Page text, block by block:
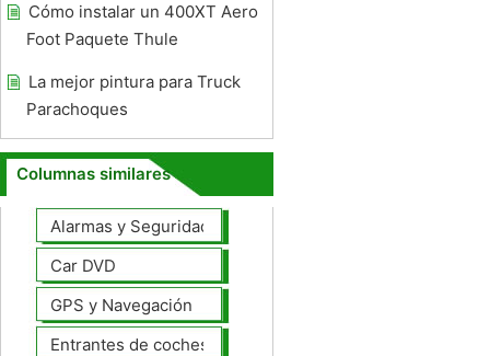
Cómo instalar un 400XT Aero
Foot Paquete Thule
La mejor pintura para Truck
Parachoques
Columnas similares
Alarmas y Seguridad
Car DVD
GPS y Navegación
Entrantes de coches